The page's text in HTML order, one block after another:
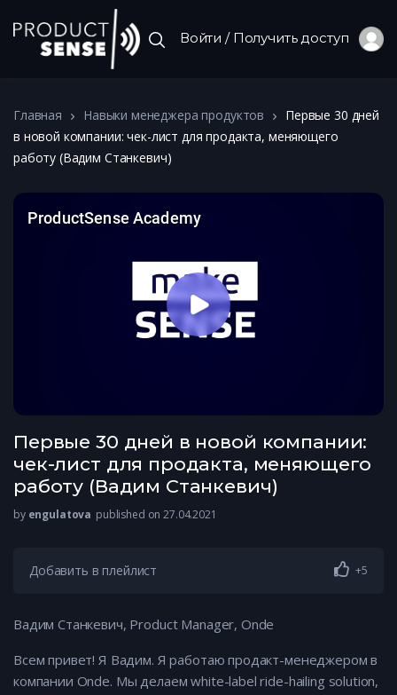
Войти / Получить доступ
Главная Навыки менеджера продуктов
Первые 30 дней
в новой компании: чек-лист для продакта, меняющего
работу (Вадим Станкевич)
Первые 30 дней в новой компании:
чек-лист для продакта, меняющего
работу (Вадим Станкевич)
by engulatova published on 27.04.2021
Добавить в плейлист +5
Вадим Станкевич, Product Manager, Onde
Всем привет! Я Вадим. Я работаю продакт-менеджером в
компании Onde. Мы делаем white-label ride-hailing solution,